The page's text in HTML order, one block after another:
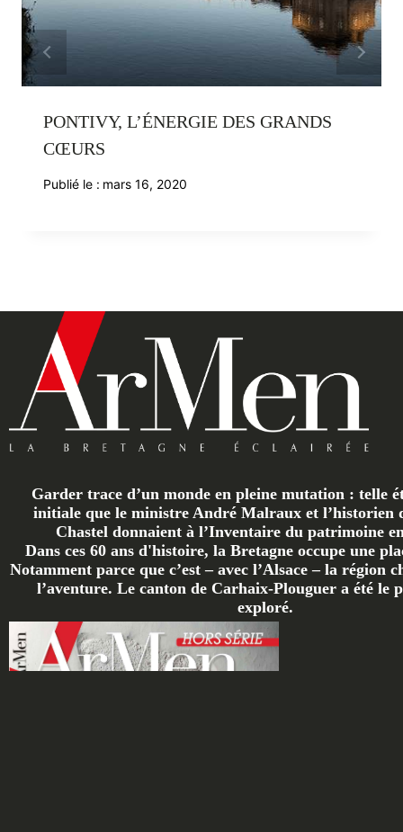
PONTIVY, L’ÉNERGIE DES GRANDS
CŒURS
Publié le : mars 16, 2020
Garder trace d’un monde en pleine mutation : telle
initiale que le ministre André Malraux et l’historien
Chastel donnaient à l’Inventaire du patrimoine
Dans ces 60 ans d'histoire, la Bretagne occupe une
Notamment parce que c’est – avec l’Alsace – la région
l’aventure. Le canton de Carhaix-Plouguer a été le
exploré.